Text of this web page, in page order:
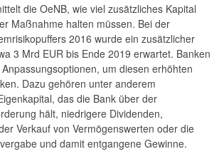
die OeNB, wie viel zusätzliches Kapital
Maßnahme halten müssen. Bei der
2016 wurde ein zusätzlicher
3 Mrd EUR bis Ende 2019 erwartet. Banken
um diesen erhöhten
Dazu gehören unter anderem
das die Bank über der
hält, niedrigere Dividenden,
Verkauf von Vermögenswerten oder die
und damit entgangene Gewinne.